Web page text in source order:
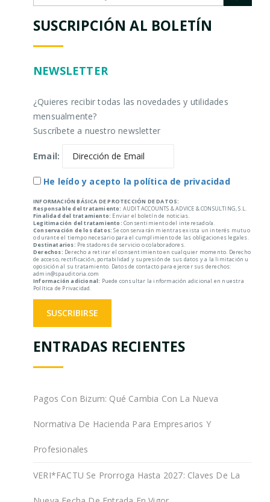
SUSCRIPCIÓN AL BOLETÍN
NEWSLETTER
¿Quieres recibir todas las novedades y utilidades
mensualmente?
Suscríbete a nuestro newsletter
Email:
He leído y acepto la política de privacidad
INFORMACIÓN BÁSICA DE PROTECCIÓN DE DATOS:
Responsable del tratamiento: AUDIT ACCOUNTS & ADVICE & CONSULTING, S.L.
Finalidad del tratamiento: Enviar el boletín de noticias.
Legitimación del tratamiento: Consentimiento del interesado/a.
Conservación de los datos: Se conservarán mientras exista un interés mutuo
o durante el tiempo necesario para el cumplimiento de las obligaciones legales.
Destinatarios: Prestadores de servicio o colaboradores.
Derechos: Derecho a retirar el consentimiento en cualquier momento. Derecho
de acceso, rectificación, portabilidad y supresión de sus datos y a la limitación u
oposición al su tratamiento. Datos de contacto para ejercer sus derechos:
admin@spauditoria.com
Información adicional: Puede consultar la información adicional en nuestra
Política de Privacidad.
ENTRADAS RECIENTES
Pagos Con Bizum: Qué Cambia Con La Nueva
Normativa De Hacienda Para Empresarios Y
Profesionales
VERI*FACTU Se Prorroga Hasta 2027: Claves De La